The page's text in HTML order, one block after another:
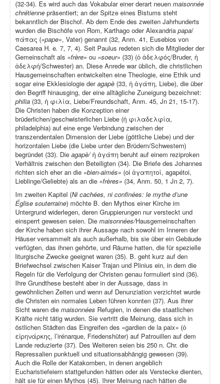
(32-34). Es wird auch das Vokabular einer derart neuen maisonnée
chrétienne präsentiert; an der Spitze eines Bistums steht
bekanntlich der Bischof. Ab dem Ende des zweiten Jahrhunderts
wurden die Bischöfe von Rom, Karthago oder Alexandria papa/
πάπας («pape», Vater) genannt (32, Anm. 41, Eusebios von
Caesarea H. e. 7, 7, 4). Seit Paulus redeten sich die Mitglieder der
Gemeinschaft als «frère» ou «soeur» (33) (ὁ ἀδελφός/Bruder, ἡ
ἀδελφή/Schwester) an. Diese Anrede war üblich, die christlichen
Hausgemeinschaften entwickelten eine Theologie, eine Ethik und
sogar eine Ekklesiologie deragapè (33, ἡ ἀγάπη, Liebe), die über
den Begriff hinausging, der eine alltägliche Zuneigung bezeichnet:
philia (33, ἡ φιλία, Liebe/Freundschaft, Anm. 45, Jn 21, 15-17).
Die Christen haben die Konzeption einer
brüderlichen/geschwisterlichen Liebe (ἡ φιλαδελφία,
philadelphia) auf eine enge Verbindung zwischen der
transzendentalen Dimension der Liebe (göttliche Liebe) und der
horizontalen Liebe (die Liebe unter den Brüdern/Schwestern)
begründet (33). Die agapè/ἡ ἀγάπη beruht auf einem reziproken
Verhältnis zwischen den Beteiligten (34). Die Briefe des Johannes
richten sich eher an die «bien-aimés» (οἱ ἀγαπητοί, agapétoi,
Lieblinge/Geliebte) als an die «frères» (34, Anm. 50, 1 Jn 2, 7).
Im zweiten Kapitel (Ni cachées, ni confinées: le mythe d’une
Église souterraine) möchte B. den Mythos einer Kirche im
Untergrund widerlegen, deren Gruppierungen nur versteckt und
einsperrt gewesen seien. Die maisonnées/Hausgemeinschaften
der Kirche haben sich ihrer Aussage nach sowohl im Inneren der
Häuser versammelt als auch außerhalb, bis sie über ein Gebäude
verfügten, das ihnen gehörte, und Räume hatten, die für spezielle
liturgische Zwecke geeignet waren (35). B. geht kurz auf den
Briefwechsel zwischen Kaiser Trajan und Plinius ein, in dem die
Regeln für die Verfolgung der Christen genau formuliert sind (36).
Ihre Grundthese besteht aber in der Aussage, dass in
gewöhnlichen Zeiten und wenn auf Denunziation verzichtet wurde
die Christen ein normales Leben führen konnten (37). Aus ihrer
Sicht waren die maisonnées Refugien, in denen die staatlichen
Kräfte nicht tätig wurden. Sie vertritt die Meinung, dass sich in
östlichen Städten das Eingreifen des «gardien de la paix» (ὁ
εἰρηνάρκης, l’irénarque, Friedenshüter) auf Patrouillen auf dem
Lande reduzierte (37). Des Weiteren seien bis 250 n. Chr. die
Repressalien punktuell und situationsabhängig gewesen (39).
Auch die Rolle der Katakomben, in denen angeblich
Eucharistiefeiern stattgefunden hätten oder als Verstecke dienten,
hält sie für einen Mythos (45). Ihrer Meinung nach hätten die